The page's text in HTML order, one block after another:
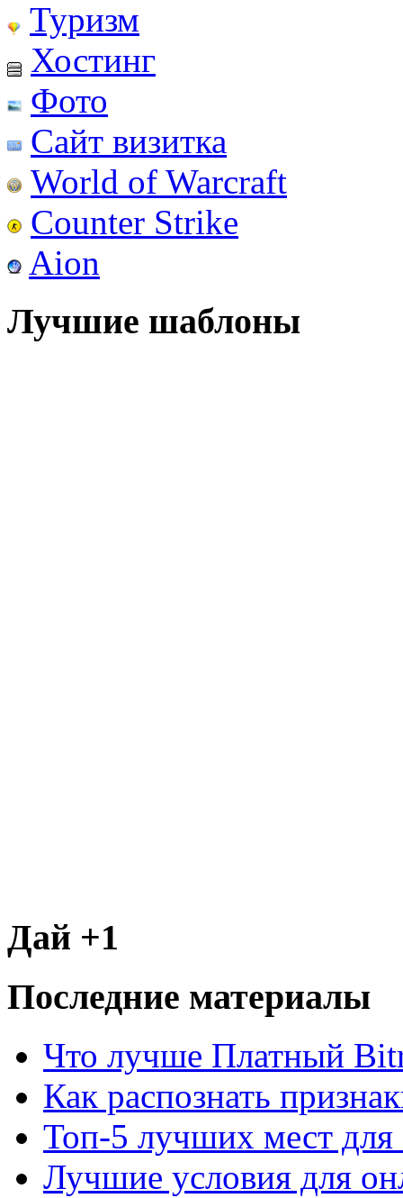
Туризм
Хостинг
Фото
Сайт визитка
World of Warcraft
Counter Strike
Aion
Лучшие шаблоны
Дай +1
Последние материалы
Что лучше Платный
Как распознать
Топ-5 лучших мест для
Лучшие условия для